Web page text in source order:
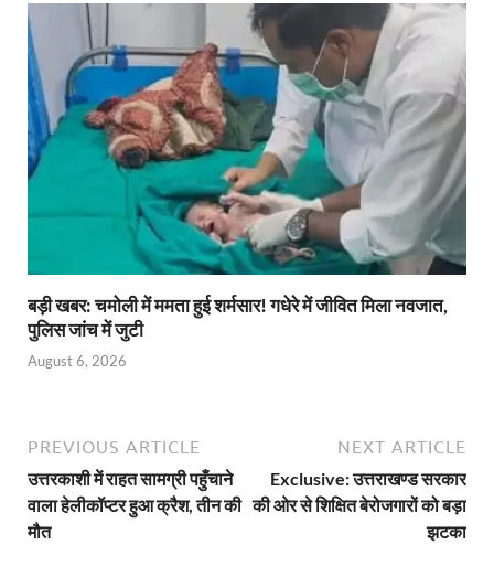
बड़ी खबर: चमोली में ममता हुई शर्मसार! गधेरे में जीवित मिला नवजात,
पुलिस जांच में जुटी
August 6, 2026
PREVIOUS ARTICLE
उत्तरकाशी में राहत सामग्री पहुँचाने
वाला हेलीकॉप्टर हुआ क्रैश, तीन की
मौत
NEXT ARTICLE
Exclusive: उत्तराखण्ड सरकार
की ओर से शिक्षित बेरोजगारों को बड़ा
झटका